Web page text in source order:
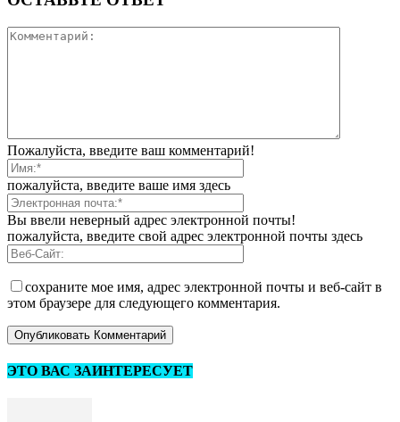
Пожалуйста, введите ваш комментарий!
пожалуйста, введите ваше имя здесь
Вы ввели неверный адрес электронной почты!
пожалуйста, введите свой адрес электронной почты здесь
сохраните мое имя, адрес электронной почты и веб-сайт в
этом браузере для следующего комментария.
ЭТО ВАС ЗАИНТЕРЕСУЕТ